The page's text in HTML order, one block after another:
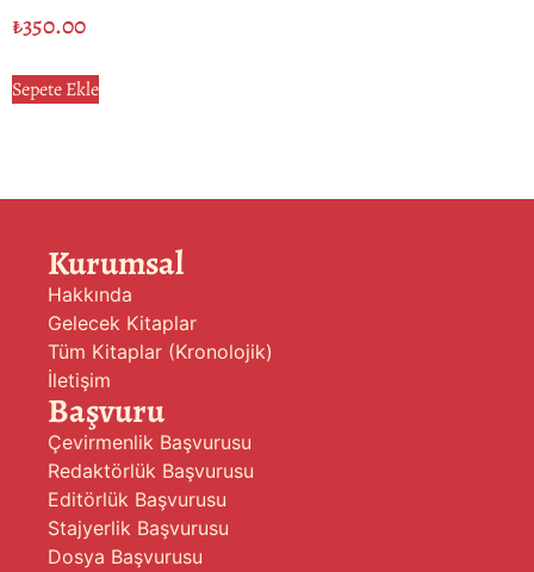
₺350.00
Sepete Ekle
Kurumsal
Hakkında
Gelecek Kitaplar
Tüm Kitaplar (Kronolojik)
İletişim
Başvuru
Çevirmenlik Başvurusu
Redaktörlük Başvurusu
Editörlük Başvurusu
Stajyerlik Başvurusu
Dosya Başvurusu